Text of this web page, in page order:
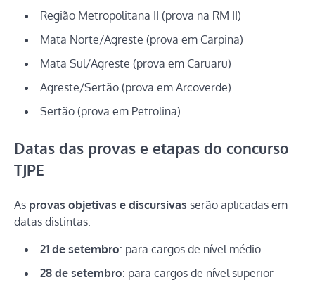
Região Metropolitana II (prova na RM II)
Mata Norte/Agreste (prova em Carpina)
Mata Sul/Agreste (prova em Caruaru)
Agreste/Sertão (prova em Arcoverde)
Sertão (prova em Petrolina)
Datas das provas e etapas do concurso
TJPE
As provas objetivas e discursivas serão aplicadas em
datas distintas:
21 de setembro: para cargos de nível médio
28 de setembro: para cargos de nível superior